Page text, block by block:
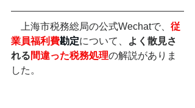
上海市税務総局の公式Wechatで、 従
業員福利費勘定について、
よく散見さ
れる間違った税務処理の解説がありま
した。